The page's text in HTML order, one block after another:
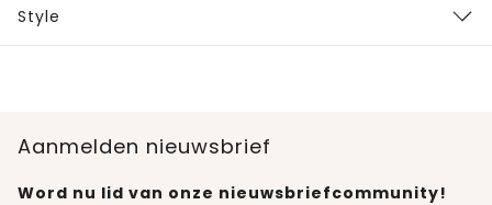
Style
Aanmelden nieuwsbrief
Word nu lid van onze nieuwsbriefcommunity!